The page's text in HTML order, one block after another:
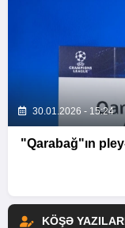
30.01.2026 - 15:24
"Qarabağ"ın
KÖŞƏ